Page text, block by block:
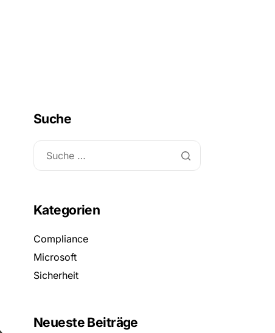
Suche
Kategorien
Compliance
Microsoft
Sicherheit
Neueste Beiträge